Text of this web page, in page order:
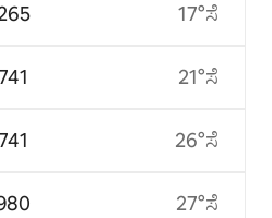
17°ಸೆ
21°ಸೆ
26°ಸೆ
27°ಸೆ